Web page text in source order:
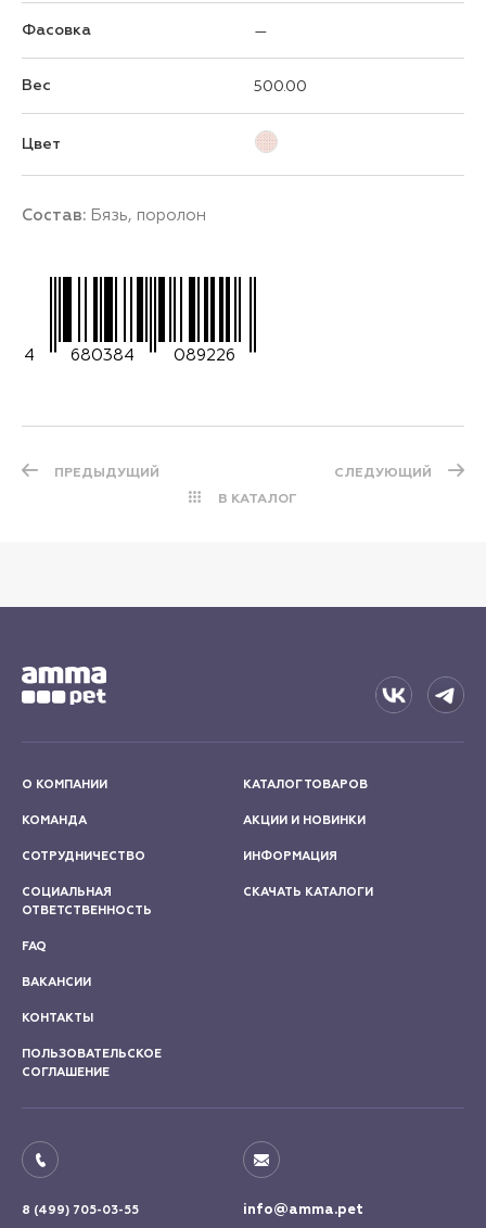
Фасовка —
Вес 500.00
Цвет
Состав: Бязь, поролон
4 680384 089226
ПРЕДЫДУЩИЙ
В КАТАЛОГ
СЛЕДУЮЩИЙ
О КОМПАНИИ
КОМАНДА
СОТРУДНИЧЕСТВО
СОЦИАЛЬНАЯ
ОТВЕТСТВЕННОСТЬ
КАТАЛОГ ТОВАРОВ
АКЦИИ И НОВИНКИ
ИНФОРМАЦИЯ
СКАЧАТЬ КАТАЛОГИ
FAQ
ВАКАНСИИ
КОНТАКТЫ
ПОЛЬЗОВАТЕЛЬСКОЕ
СОГЛАШЕНИЕ
8 (499) 705-03-55 info@amma.pet